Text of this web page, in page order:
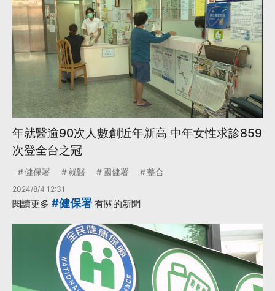
年就醫逾90次人數創近年新高 中年女性求診859
次登全台之冠
健保署 就醫 國健署 整合
2024/8/4 12:31
閱讀更多 #健保署 有關的新聞